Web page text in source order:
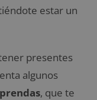
estar un
presentes
algunos
, que te